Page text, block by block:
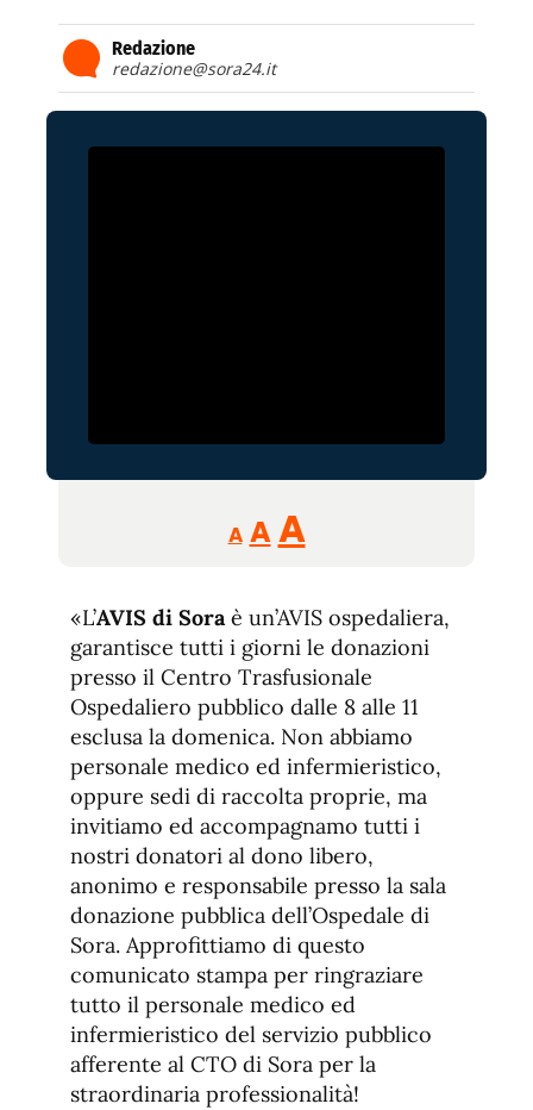
Redazione
redazione@sora24.it
A
Reducir
tamaño
A Restablecer
de
fuente
AAumentar
de
fuente.
«L’AVIS di Soraè un’AVIS ospedaliera,
garantisce tutti i giorni le donazioni
presso il Centro Trasfusionale
Ospedaliero pubblico dalle 8 alle 11
esclusa la domenica. Non abbiamo
personale medico ed infermieristico,
oppure sedi di raccolta proprie, ma
invitiamo ed accompagnamo tutti i
nostri donatori al dono libero,
anonimo e responsabile presso la sala
donazione pubblica dell’Ospedale di
Sora. Approfittiamo di questo
comunicato stampa per ringraziare
tutto il personale medico ed
infermieristico del servizio pubblico
afferente al CTO di Sora per la
straordinaria professionalità!